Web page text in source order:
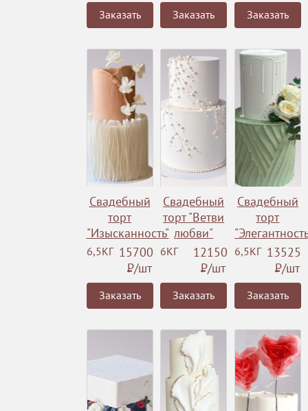
Заказать Заказать Заказать
Свадебный
торт
"Изысканность"
6,5КГ 15700
Р/шт
Заказать
Свадебный
торт "Ветви
любви"
6КГ
12150
Р/шт
Заказать
Свадебный
торт
6,5КГ 13525
Р/шт
Заказать